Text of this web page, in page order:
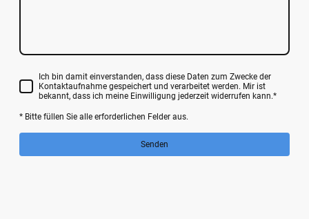
Ich bin damit einverstanden, dass diese Daten zum Zwecke der
Kontaktaufnahme gespeichert und verarbeitet werden. Mir ist
bekannt, dass ich meine Einwilligung jederzeit widerrufen kann.*
* Bitte füllen Sie alle erforderlichen Felder aus.
Senden